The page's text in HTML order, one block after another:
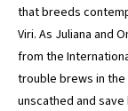
that breeds
Viri. As Juliana and
from the
trouble brews in
unscathed and